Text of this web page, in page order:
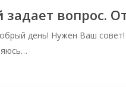
задает вопрос.
день! Нужен Ваш